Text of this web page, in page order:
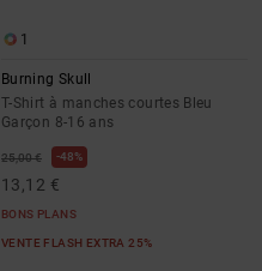
1
Burning Skull
T-Shirt à manches courtes Bleu
Garçon 8-16 ans
25,00 € 48%
13,12 €
BONS PLANS
VENTE FLASH EXTRA 25%